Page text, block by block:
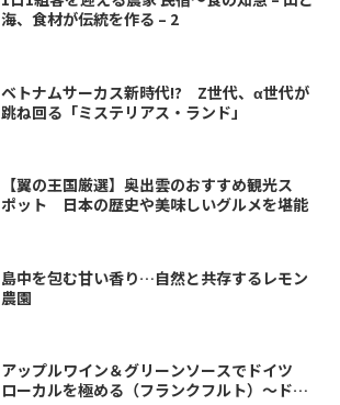
海、食材が伝統を作る – 2
ベトナムサーカス新時代!? Z世代、α世代が
跳ね回る「ミステリアス・ランド」
【翼の王国厳選】奥出雲のおすすめ観光ス
ポット 日本の歴史や美味しいグルメを堪能
島中を包む甘い香り…自然と共存するレモン
農園
アップルワイン＆グリーンソースでドイツ
ローカルを極める（フランクフルト）〜ドイ